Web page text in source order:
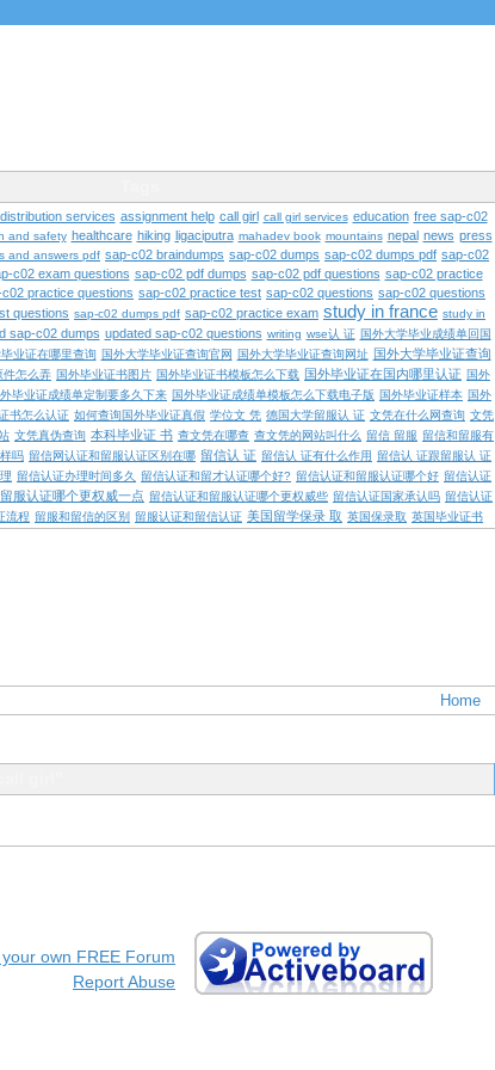
services assignment help call girl call girl services education free sap-c02
and safety healthcare hiking ligaciputra mahadev book mountains nepal news press
and answers pdf sap-c02 braindumps sap-c02 dumps sap-c02 dumps pdf sap-c02
c02 exam questions sap-c02 pdf dumps sap-c02 pdf questions sap-c02 practice
practice questions sap-c02 practice test sap-c02 questions sap-c02 questions
questions sap-c02 dumps pdf sap-c02 practice exam study in france study in
sap-c02 dumps updated sap-c02 questions writing wse认 证 国外大学毕业成绩单回国
业证在哪里查询 国外大学毕业证查询官网 国外大学毕业证查询网址 国外大学毕业证查询
件怎么弄 国外毕业证书图片 国外毕业证书模板怎么下载 国外毕业证在国内哪里认证 国外
毕业证成绩单定制要多久下来 国外毕业证成绩单模板怎么下载电子版 国外毕业证样本 国外
书怎么认证 如何查询国外毕业证真假 学位文 凭 德国大学留服认 证 文凭在什么网查询 文凭
文凭真伪查询 本科毕业证 书 查文凭在哪查 查文凭的网站叫什么 留信 留服 留信和留服有
吗 留信网认证和留服认证区别在哪 留信认 证 留信认 证有什么作用 留信认 证跟留服认 证
留信认证办理时间多久 留信认证和留才认证哪个好? 留信认证和留服认证哪个好 留信认证
服认证哪个更权威一点 留信认证和留服认证哪个更权威些 留信认证国家承认吗 留信认证
流程 留服和留信的区别 留服认证和留信认证 美国留学保录 取 英国保录取 英国毕业证书
Home
own FREE Forum
Report Abuse